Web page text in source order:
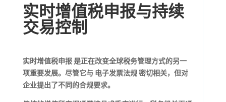
实时增值税申报与持续
交易控制
实时增值税申报是正在改变全球税务管理方式的另一
项重要发展。尽管它与 电子发票法规密切相关，但对
企业提出了不同的合规要求。